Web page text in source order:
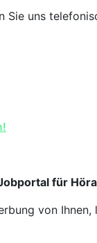
Sie uns
für
von